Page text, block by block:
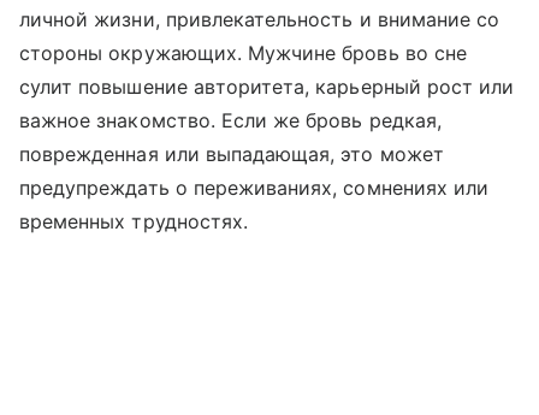
личной жизни, привлекательность и внимание со
стороны окружающих. Мужчине бровь во сне
сулит повышение авторитета, карьерный рост или
важное знакомство. Если же бровь редкая,
поврежденная или выпадающая, это может
предупреждать о переживаниях, сомнениях или
временных трудностях.